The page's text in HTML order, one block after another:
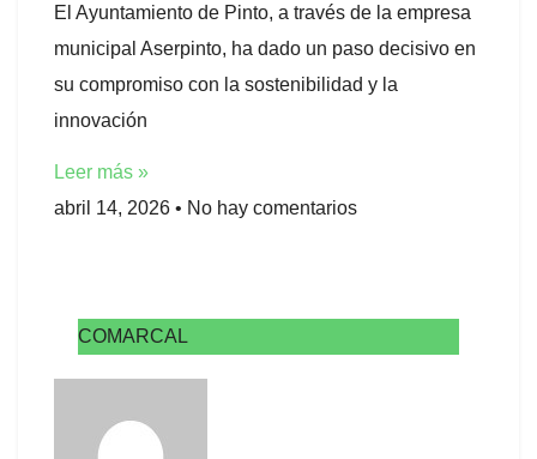
El Ayuntamiento de Pinto, a través de la empresa
municipal Aserpinto, ha dado un paso decisivo en
su compromiso con la sostenibilidad y la
innovación
Leer más »
abril 14, 2026
No hay comentarios
COMARCAL